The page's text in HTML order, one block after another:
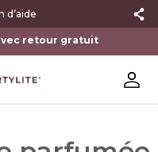
d’aideretour gratuit